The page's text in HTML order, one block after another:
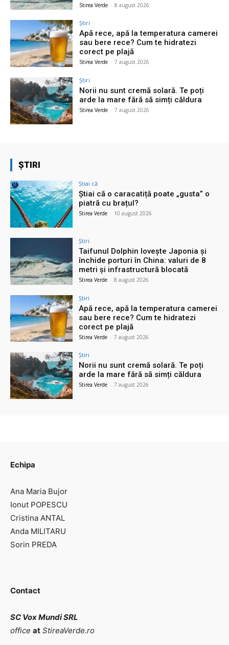
Stirea Verde - 8 august 2026
Știri
Apă rece, apă la temperatura camerei
sau bere rece? Cum te hidratezi
corect pe plajă
Stirea Verde - 7 august 2026
Știri
Norii nu sunt cremă solară. Te poți
arde la mare fără să simți căldura
Stirea Verde - 7 august 2026
ȘTIRI
Știai că
Știai că o caracatiță poate „gusta” o
piatră cu brațul?
Stirea Verde - 10 august 2026
Știri
Taifunul Dolphin lovește Japonia și
închide porturi în China: valuri de 8
metri și infrastructură blocată
Stirea Verde - 8 august 2026
Știri
Apă rece, apă la temperatura camerei
sau bere rece? Cum te hidratezi
corect pe plajă
Stirea Verde - 7 august 2026
Știri
Norii nu sunt cremă solară. Te poți
arde la mare fără să simți căldura
Stirea Verde - 7 august 2026
Echipa
Ana Maria Bujor
Ionut POPESCU
Cristina ANTAL
Anda MILITARU
Sorin PREDA
Contact
SC Vox Mundi SRL
office at StireaVerde.ro